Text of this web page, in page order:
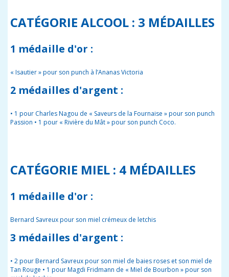
CATÉGORIE ALCOOL : 3 MÉDAILLES
1 médaille d'or :
« Isautier » pour son punch à l’Ananas Victoria
2 médailles d'argent :
• 1 pour Charles Nagou de « Saveurs de la Fournaise » pour son punch
Passion • 1 pour « Rivière du Mât » pour son punch Coco.
CATÉGORIE MIEL : 4 MÉDAILLES
1 médaille d'or :
Bernard Savreux pour son miel crémeux de letchis
3 médailles d'argent :
• 2 pour Bernard Savreux pour son miel de baies roses et son miel de
Tan Rouge • 1 pour Magdi Fridmann de « Miel de Bourbon » pour son